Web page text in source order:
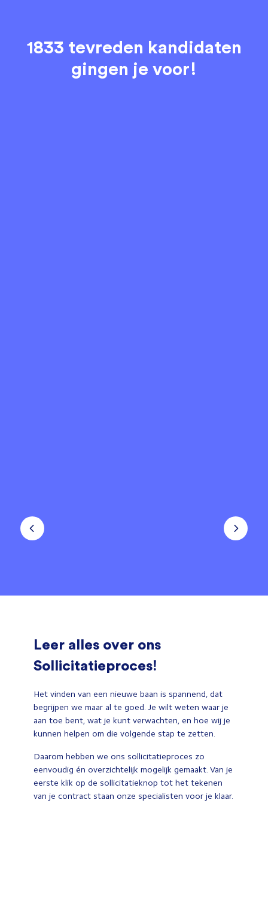
1833 tevreden kandidaten
gingen je voor!
Leer alles over ons
Sollicitatieproces!
Het vinden van een nieuwe baan is spannend, dat
begrijpen we maar al te goed. Je wilt weten waar je
aan toe bent, wat je kunt verwachten, en hoe wij je
kunnen helpen om die volgende stap te zetten.
Daarom hebben we ons sollicitatieproces zo
eenvoudig én overzichtelijk mogelijk gemaakt. Van je
eerste klik op de sollicitatieknop tot het tekenen
van je contract staan onze specialisten voor je klaar.